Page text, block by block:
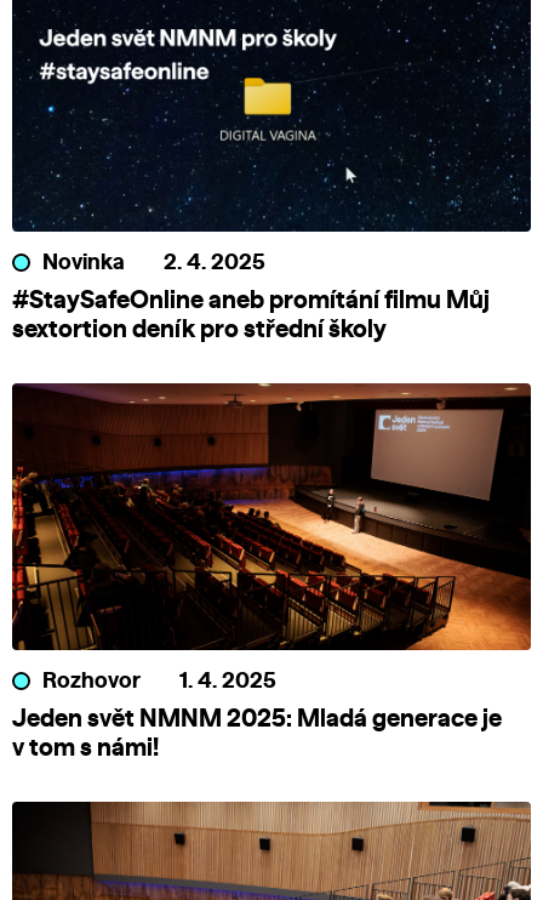
Novinka 2. 4. 2025
#StaySafeOnline aneb promítání filmu Můj
sextortion deník pro střední školy
Rozhovor 1. 4. 2025
Jeden svět NMNM 2025: Mladá generace je
v tom s námi!